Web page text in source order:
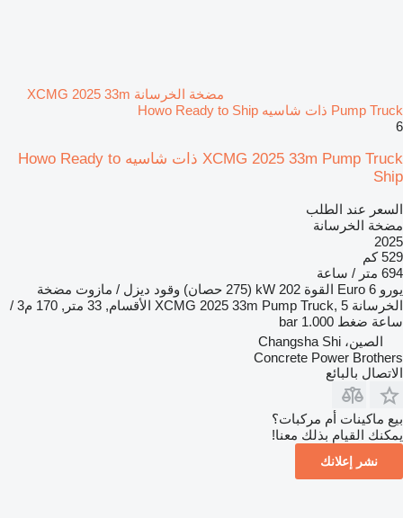
مضخة الخرسانة XCMG 2025 33m
Pump Truck ذات شاسيه Howo Ready to Ship
6
XCMG 2025 33m Pump Truck ذات شاسيه Howo Ready to
Ship
السعر عند الطلب
مضخة الخرسانة
2025
529 كم
694 متر / ساعة
يورو Euro 6 القوة 202 kW (275 حصان) وقود ديزل / مازوت مضخة
الخرسانة
XCMG 2025 33m Pump Truck, 5 الأقسام, 33 متر, 170 م3 /
ساعة ضغط 1.000 bar
الصين، Changsha Shi
Concrete Power Brothers
الاتصال بالبائع
بيع ماكينات أم مركبات؟
يمكنك القيام بذلك معنا!
نشر إعلانك